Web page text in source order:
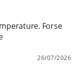
Forse
26/07/2026